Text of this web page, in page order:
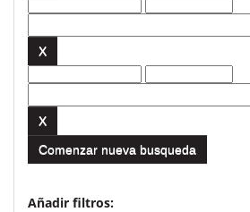
Comenzar nueva busqueda
Añadir filtros: